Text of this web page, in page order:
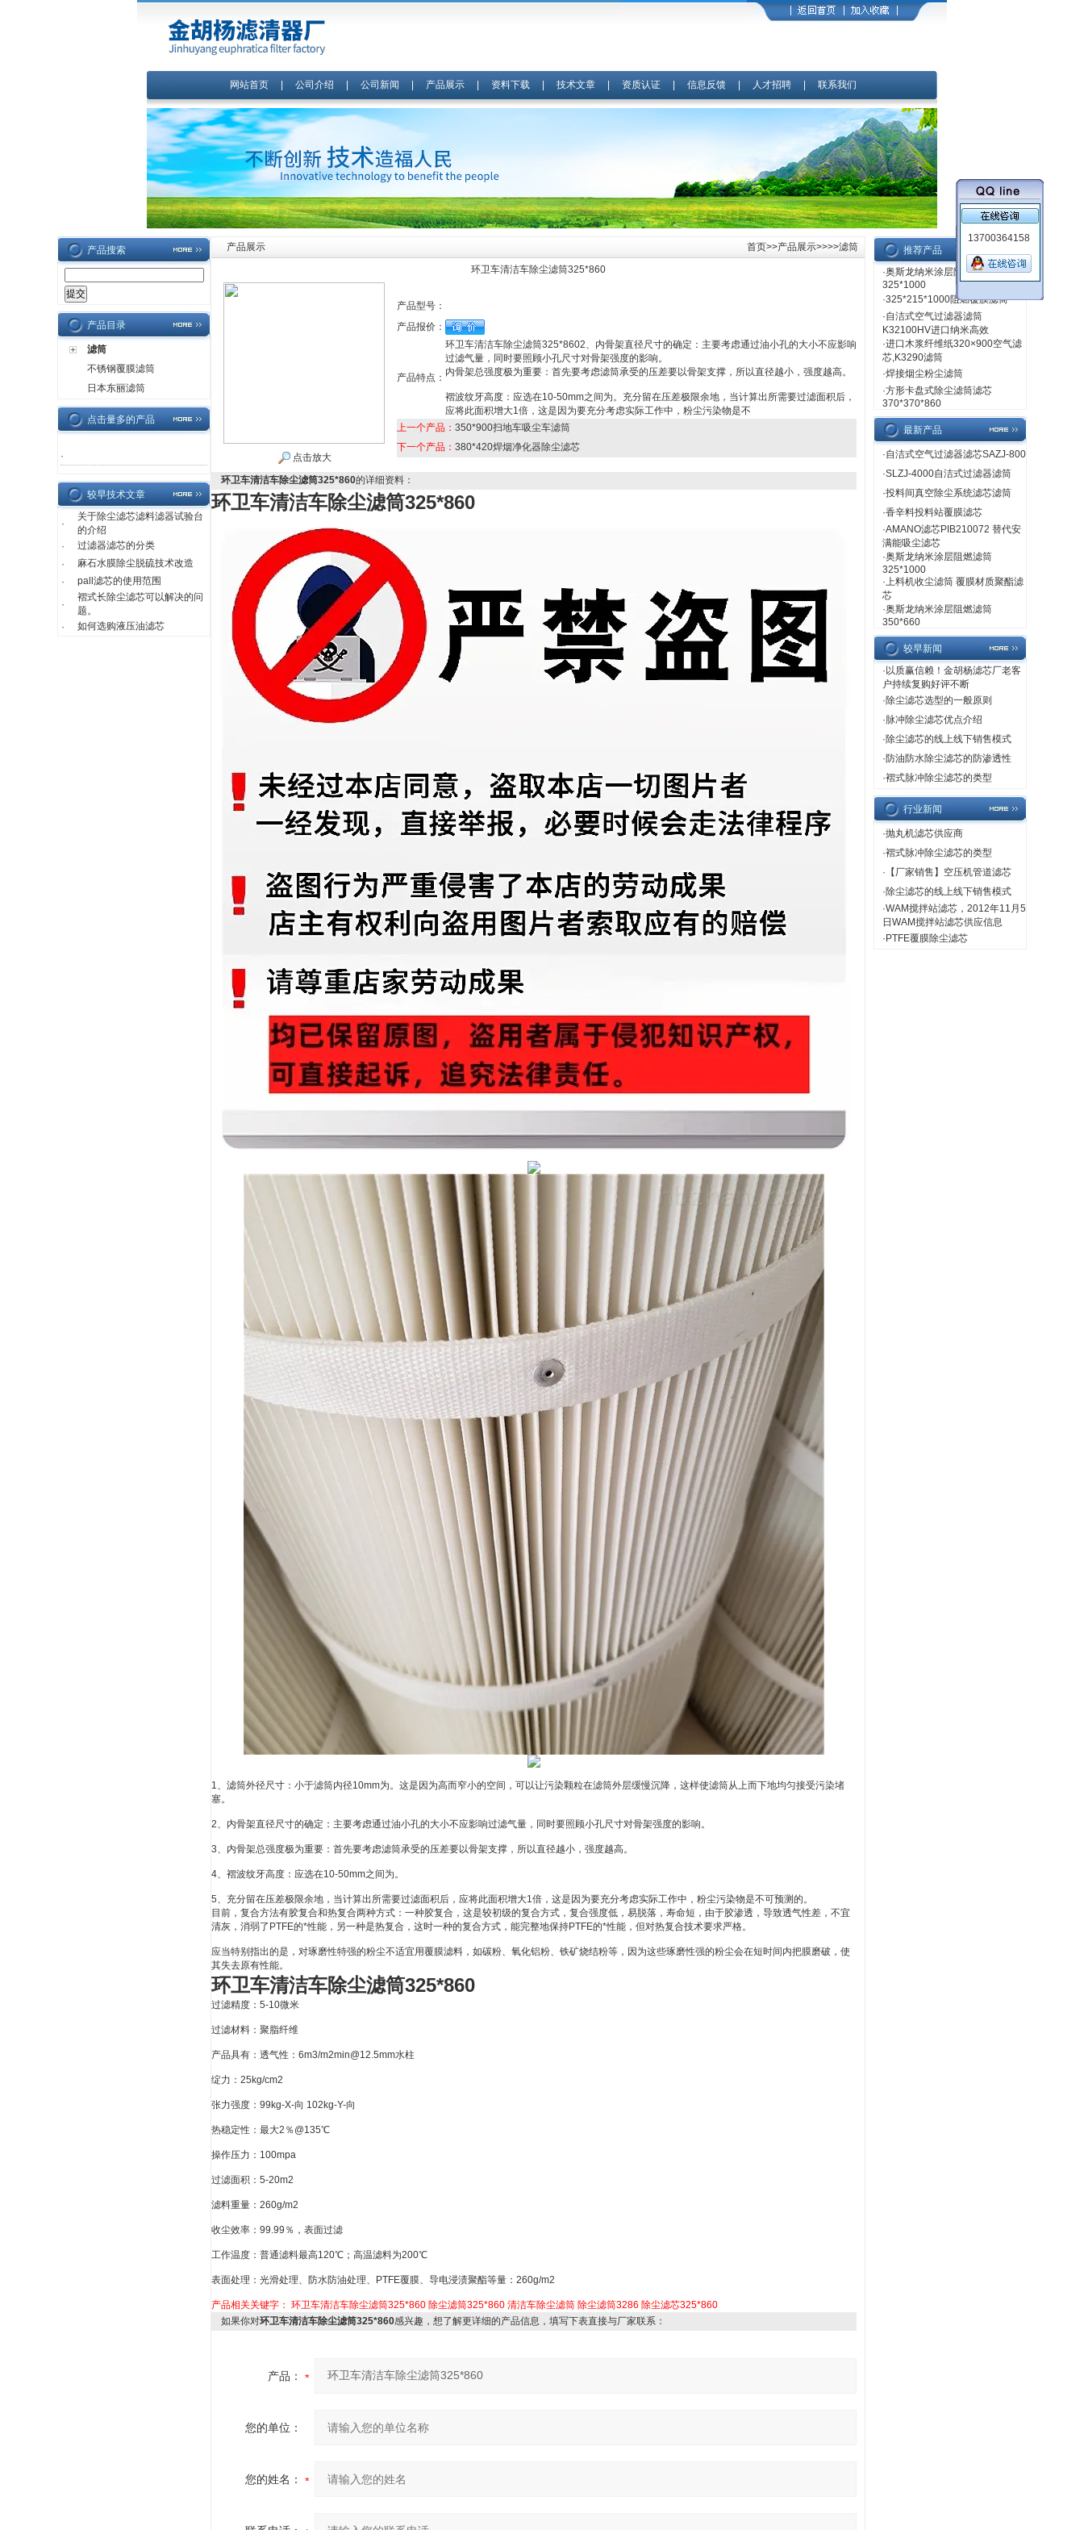
网站首页| 公司介绍 公司新闻 产品展示| 资料下载| 技术文章| 资质认证| 信息反馈| 人才招聘| 联系我们
产品搜索
产品目录
滤筒
不锈钢覆膜滤筒
日本东丽滤筒
点击量多的产品
·
较早技术文章
·
关于除尘滤芯滤料滤器试验台
的介绍
·
过滤器滤芯的分类
·
麻石水膜除尘脱硫技术改造
·
pall滤芯的使用范围
·
褶式长除尘滤芯可以解决的问
题。
·
如何选购液压油滤芯
产品展示 首页>>产品展示>>>>滤筒
环卫车清洁车除尘滤筒325*860
点击放大
产品型号：
产品报价：
产品特点：
环卫车清洁车除尘滤筒325*8602、内骨架直径尺寸的确定：主要考虑通过油小孔的大小不应影响
过滤气量，同时要照顾小孔尺寸对骨架强度的影响。
内骨架总强度极为重要：首先要考虑滤筒承受的压差要以骨架支撑，所以直径越小，强度越高。
褶波纹牙高度：应选在10-50mm之间为。充分留在压差极限余地，当计算出所需要过滤面积后，
应将此面积增大1倍，这是因为要充分考虑实际工作中，粉尘污染物是不
上一个产品： 350*900扫地车吸尘车滤筒
下一个产品： 380*420焊烟净化器除尘滤芯
环卫车清洁车除尘滤筒325*860的详细资料：
环卫车清洁车除尘滤筒325*860
1、滤筒外径尺寸：小于滤筒内径10mm为。这是因为高而窄小的空间，可以让污染颗粒在滤筒外层缓慢沉降，这样使滤筒从上而下地均匀接受污染堵
塞。
2、内骨架直径尺寸的确定：主要考虑通过油小孔的大小不应影响过滤气量，同时要照顾小孔尺寸对骨架强度的影响。
3、内骨架总强度极为重要：首先要考虑滤筒承受的压差要以骨架支撑，所以直径越小，强度越高。
4、褶波纹牙高度：应选在10-50mm之间为。
5、充分留在压差极限余地，当计算出所需要过滤面积后，应将此面积增大1倍，这是因为要充分考虑实际工作中，粉尘污染物是不可预测的。
目前，复合方法有胶复合和热复合两种方式：一种胶复合，这是较初级的复合方式，复合强度低，易脱落，寿命短，由于胶渗透，导致透气性差，不宜
清灰，消弱了PTFE的*性能，另一种是热复合，这时一种的复合方式，能完整地保持PTFE的*性能，但对热复合技术要求严格。
应当特别指出的是，对琢磨性特强的粉尘不适宜用覆膜滤料，如碳粉、氧化铝粉、铁矿烧结粉等，因为这些琢磨性强的粉尘会在短时间内把膜磨破，使
其失去原有性能。
环卫车清洁车除尘滤筒325*860
过滤精度：5-10微米
过滤材料：聚脂纤维
产品具有：透气性：6m3/m2min@12.5mm水柱
绽力：25kg/cm2
张力强度：99kg-X-向 102kg-Y-向
热稳定性：最大2％@135℃
操作压力：100mpa
过滤面积：5-20m2
滤料重量：260g/m2
收尘效率：99.99％，表面过滤
工作温度：普通滤料最高120℃；高温滤料为200℃
表面处理：光滑处理、防水防油处理、PTFE覆膜、导电浸渍聚酯等量：260g/m2
产品相关关键字： 环卫车清洁车除尘滤筒325*860 除尘滤筒325*860 清洁车除尘滤筒 除尘滤筒3286 除尘滤芯325*860
如果你对环卫车清洁车除尘滤筒325*860感兴趣，想了解更详细的产品信息，填写下表直接与厂家联系：
产品：
您的单位：
您的姓名：
推荐产品
·奥斯龙纳米涂层阻燃滤筒
325*1000
·325*215*1000阻燃覆膜滤筒
·自洁式空气过滤器滤筒
K32100HV进口纳米高效
·进口木浆纤维纸320×900空气滤
芯,K3290滤筒
·焊接烟尘粉尘滤筒
·方形卡盘式除尘滤筒滤芯
370*370*860
最新产品
·自洁式空气过滤器滤芯SAZJ-800
·SLZJ-4000自洁式过滤器滤筒
·投料间真空除尘系统滤芯滤筒
·香辛料投料站覆膜滤芯
·AMANO滤芯PIB210072 替代安
满能吸尘滤芯
·奥斯龙纳米涂层阻燃滤筒
325*1000
·上料机收尘滤筒 覆膜材质聚酯滤
芯
·奥斯龙纳米涂层阻燃滤筒
350*660
较早新闻
· 以质赢信赖！金胡杨滤芯厂老客
户持续复购好评不断
·除尘滤芯选型的一般原则
· 脉冲除尘滤芯优点介绍
·除尘滤芯的线上线下销售模式
·防油防水除尘滤芯的防渗透性
·褶式脉冲除尘滤芯的类型
行业新闻
·抛丸机滤芯供应商
·褶式脉冲除尘滤芯的类型
· 【厂家销售】空压机管道滤芯
·除尘滤芯的线上线下销售模式
·WAM搅拌站滤芯，2012年11月5
日WAM搅拌站滤芯供应信息
· PTFE覆膜除尘滤芯
13700364158